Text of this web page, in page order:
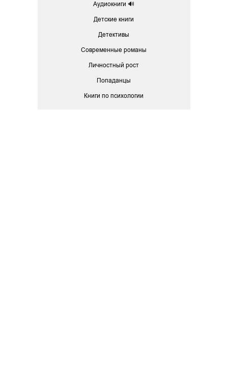
Аудиокниги 🔊
Детские книги
Детективы
Современные романы
Личностный рост
Попаданцы
Книги по психологии